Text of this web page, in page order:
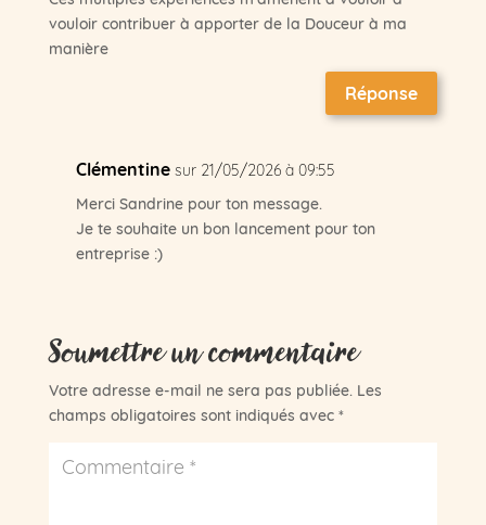
vouloir contribuer à apporter de la Douceur à ma
manière
Réponse
Clémentine sur 21/05/2026 à 09:55
Merci Sandrine pour ton message.
Je te souhaite un bon lancement pour ton
entreprise :)
Soumettre un commentaire
Votre adresse e-mail ne sera pas publiée. Les
champs obligatoires sont indiqués avec *